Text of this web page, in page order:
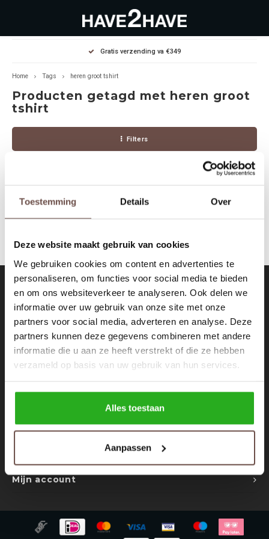
Toestemming Details Over
Deze website maakt gebruik van cookies
We gebruiken cookies om content en advertenties te
personaliseren, om functies voor social media te bieden
en om ons websiteverkeer te analyseren. Ook delen we
informatie over uw gebruik van onze site met onze
partners voor social media, adverteren en analyse. Deze
partners kunnen deze gegevens combineren met andere
informatie die u aan ze heeft verstrekt of die ze hebben
verzameld op basis van uw gebruik van hun services.
Alles toestaan
Aanpassen
Hoofdmenu / dames
Jassen Diverse
Winterjassen
T-shirts
Accessoires
Rokken
Tassen
Tops
Jumpsuites
Hoodies
Body's
Tracksuits
Sweaters
Hoofdmenu / heren
Hoodies
Sweaters
Joggers
Pullovers
Schoenen
Accessoires
Underwear
Jassen
Tracksuits
Bodywarmers
Trackpants
Overhemden
Hoofdmenu / outlet deals
Diverse
Heren
Gratis verzending va €349
Home Tags heren groot tshirt
Producten getagd met heren groot
tshirt
Filters
Geen producten gevonden!...
Contact
Nieuwsbrief
Ontvang de laatste updates, nieuws en aanbiedingen via email
Volg ons
Mijn account